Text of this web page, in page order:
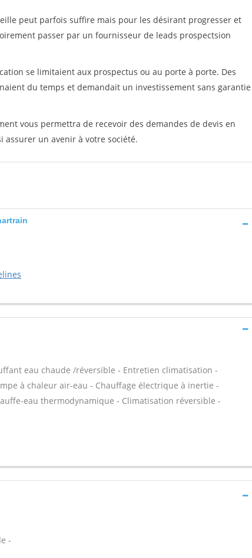
peut parfois suffire mais pour les désirant progresser et
passer par un fournisseur de leads prospectsion
se limitaient aux prospectus ou au porte à porte. Des
du temps et demandait un investissement sans garantie
vous permettra de recevoir des demandes de devis en
assurer un avenir à votre société.
eau chaude /réversible - Entretien climatisation -
à chaleur air-eau - Chauffage électrique à inertie -
eau thermodynamique - Climatisation réversible -
-